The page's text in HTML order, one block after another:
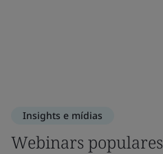
Insights e mídias
Webinars populares